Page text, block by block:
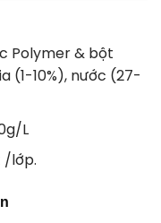
Polymer & bột
(1-10%), nước (27-
L
/lớp.